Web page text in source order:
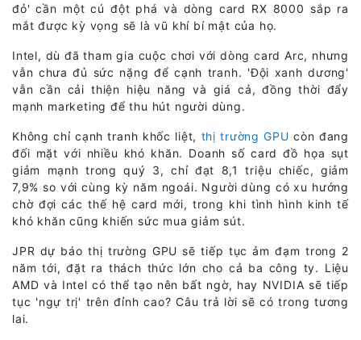
đỏ' cần một cú đột phá và dòng card RX 8000 sắp ra
mắt được kỳ vọng sẽ là vũ khí bí mật của họ.
Intel, dù đã tham gia cuộc chơi với dòng card Arc, nhưng
vẫn chưa đủ sức nặng để cạnh tranh. 'Đội xanh dương'
vẫn cần cải thiện hiệu năng và giá cả, đồng thời đẩy
mạnh marketing để thu hút người dùng.
Không chỉ cạnh tranh khốc liệt, thị trường GPU còn đang
đối mặt với nhiều khó khăn. Doanh số card đồ họa sụt
giảm mạnh trong quý 3, chỉ đạt 8,1 triệu chiếc, giảm
7,9% so với cùng kỳ năm ngoái. Người dùng có xu hướng
chờ đợi các thế hệ card mới, trong khi tình hình kinh tế
khó khăn cũng khiến sức mua giảm sút.
JPR dự báo thị trường GPU sẽ tiếp tục ảm đạm trong 2
năm tới, đặt ra thách thức lớn cho cả ba công ty. Liệu
AMD và Intel có thể tạo nên bất ngờ, hay NVIDIA sẽ tiếp
tục 'ngự trị' trên đỉnh cao? Câu trả lời sẽ có trong tương
lai.